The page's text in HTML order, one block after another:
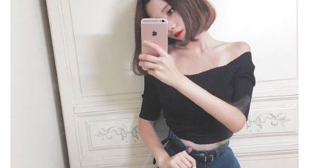
キュレーター一覧
運営会社
利用規約
プライバシーポリシー
お問い合わせ
メイク コスメ ファッション
kpop トレンド 韓国メイク
オルチャンメイク twice 人気 アイドル
韓国ドラマ かわいい